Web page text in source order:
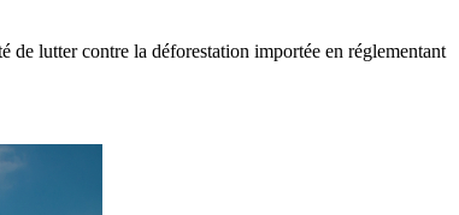
de lutter contre la déforestation importée en réglementant